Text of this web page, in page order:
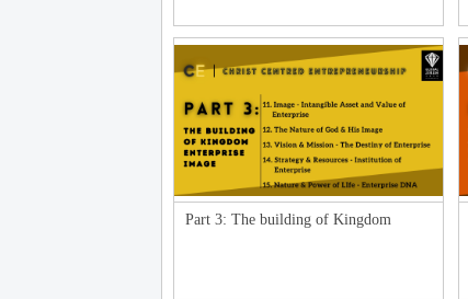
Part 3: The building of Kingdom